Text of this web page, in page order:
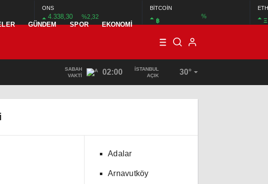
ONS
4.338,30 %2,32
BİTCOİN
฿
%
Ξ
GÜNDEM SPOR EKONOMI
SABAH
VAKTI
02:00
İSTANBUL
AÇIK
30°
Adalar
Arnavutköy